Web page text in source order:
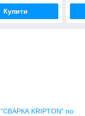
Купити
KRIPTON" по